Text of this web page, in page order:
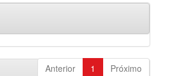
Anterior 1 Próximo